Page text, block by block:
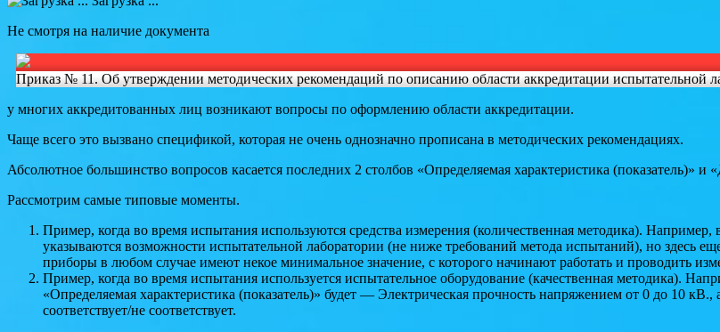
Не смотря на наличие документа
Приказ № 11. Об утверждении методических рекомендаций по описанию области аккредитации испытательной
у многих аккредитованных лиц возникают вопросы по оформлению области аккредитации.
Чаще всего это вызвано спецификой, которая не очень однозначно прописана в методических рекомендациях.
Абсолютное большинство вопросов касается последних 2 столбов «Определяемая характеристика (показатель)» и
Рассмотрим самые типовые моменты.
Пример, когда во время испытания используются средства измерения (количественная методика). Например,
указываются возможности испытательной лаборатории (не ниже требований метода испытаний), но здесь
приборы в любом случае имеют некое минимальное значение, с которого начинают работать и проводить
Пример, когда во время испытания используется испытательное оборудование (качественная методика).
«Определяемая характеристика (показатель)» будет — Электрическая прочность напряжением от 0 до 10
соответствует/не соответствует.